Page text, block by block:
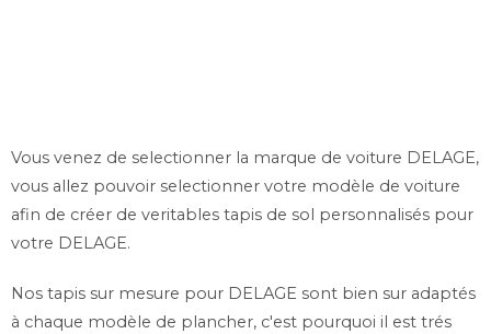
Vous venez de selectionner la marque de voiture DELAGE,
vous allez pouvoir selectionner votre modèle de voiture
afin de créer de veritables tapis de sol personnalisés pour
votre DELAGE.
Nos tapis sur mesure pour DELAGE sont bien sur adaptés
à chaque modèle de plancher, c'est pourquoi il est trés